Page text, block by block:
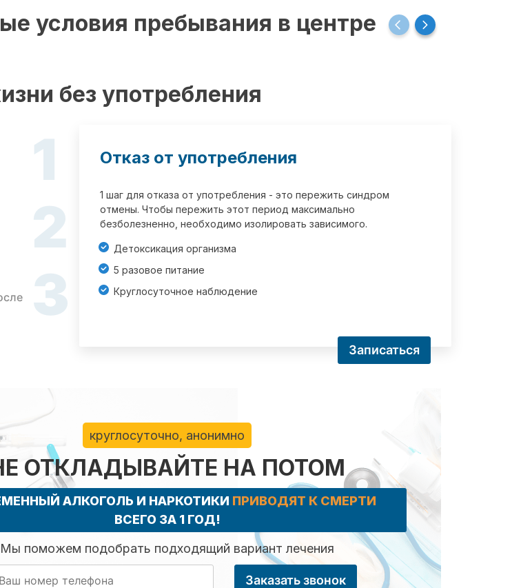
условия пребывания в центре
без употребления
1
2
3
Отказ от употребления
1 шаг для отказа от употребления - это пережить синдром
отмены. Чтобы пережить этот период максимально
безболезненно, необходимо изолировать зависимого.
Детоксикация организма
5 разовое питание
Круглосуточное наблюдение
Записаться
круглосуточно, анонимно
ОТКЛАДЫВАЙТЕ НА ПОТОМ
АЛКОГОЛЬ И НАРКОТИКИ ПРИВОДЯТ К СМЕРТИ
ВСЕГО ЗА 1 ГОД!
Мы поможем подобрать подходящий вариант лечения
Заказать звонок